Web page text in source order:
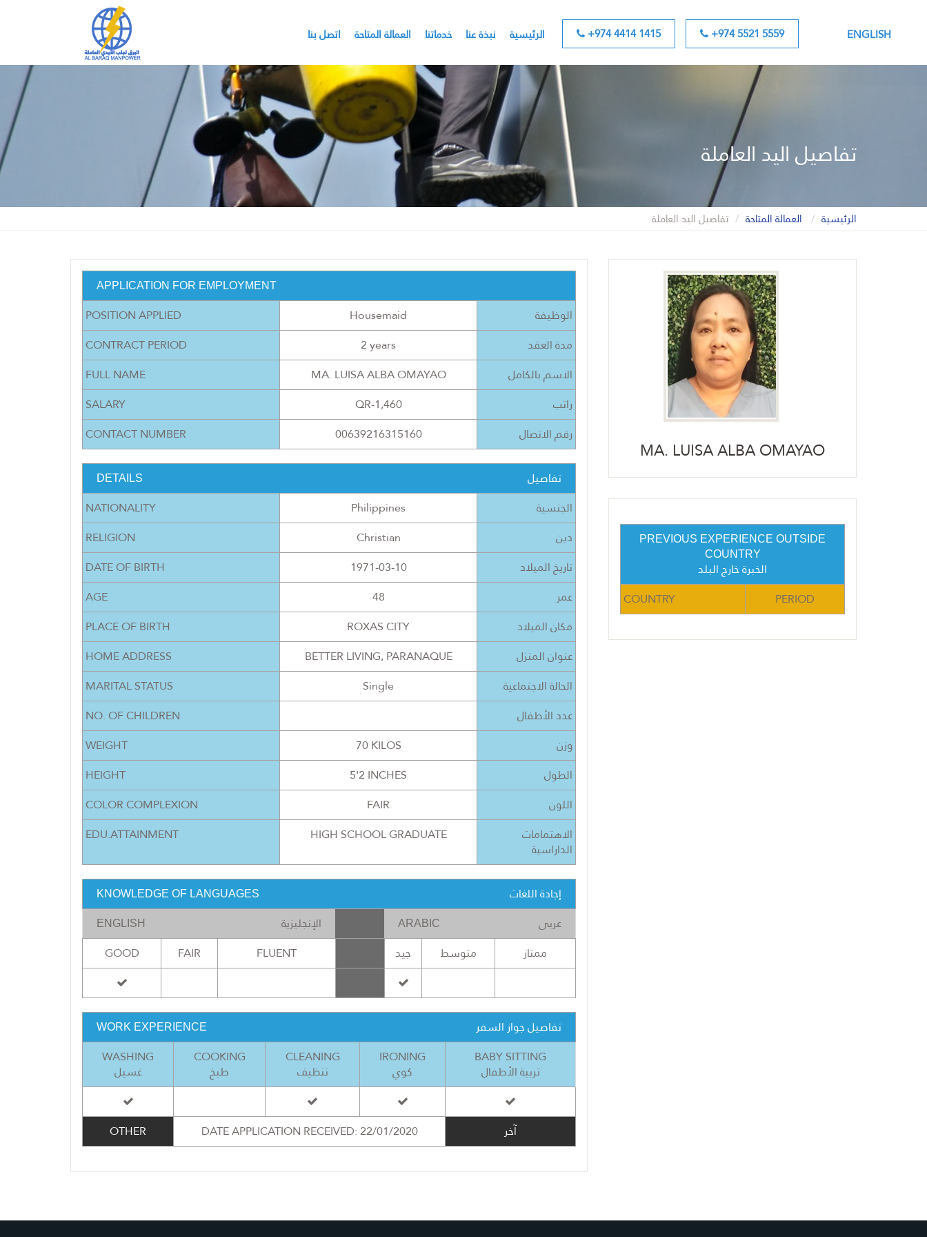
اتصل بنا العمالة المتاحة خدماتنا نبذة عنا الرئيسية +974 4414 1415 +974 5521 5559 ENGLISH
تفاصيل اليد العاملة
الرئيسية العمالة المتاحة تفاصيل اليد العاملة
APPLICATION FOR EMPLOYMENT
POSITION APPLIED Housemaid
الوظيفة
CONTRACT PERIOD
2 years
مدة العقد
FULL NAME
MA. LUISA ALBA OMAYAO
الاسم بالكامل
SALARY
QR-1,460
راتب
CONTACT NUMBER
00639216315160 رقم الاتصال
DETAILS
تفاصيل
NATIONALITY
Philippines
الجنسية
RELIGION
Christian
دين
DATE OF BIRTH
1971-03-10
تاريخ الميلاد
AGE
48
عمر
PLACE OF BIRTH
ROXAS CITY
مكان الميلاد
HOME ADDRESS
BETTER LIVING, PARANAQUE
عنوان المنزل
MARITAL STATUS
Single
الحالة الاجتماعية
NO. OF CHILDREN
عدد الأطفال
WEIGHT
70 KILOS
وزن
HEIGHT
5'2 INCHES
الطول
COLOR COMPLEXION
FAIR
اللون
EDU.ATTAINMENT
HIGH SCHOOL GRADUATE الاهتمامات
الداراسية
KNOWLEDGE OF LANGUAGES إجادة اللغات
ENGLISH الإنجليزية ARABIC
عربى
GOOD
FAIR FLUENT جيد متوسط ممتاز
WORK EXPERIENCE
تفاصيل جواز السفر
WASHING
غسيل
COOKING
طبخ
CLEANING
تنظيف
IRONING
كوي
BABY SITTING
تربية الأطفال
OTHER DATE APPLICATION RECEIVED: 22/01/2020 آخر
MA. LUISA ALBA OMAYAO
PREVIOUS EXPERIENCE OUTSIDE
COUNTRY
الخبرة خارج البلد
COUNTRY
PERIOD